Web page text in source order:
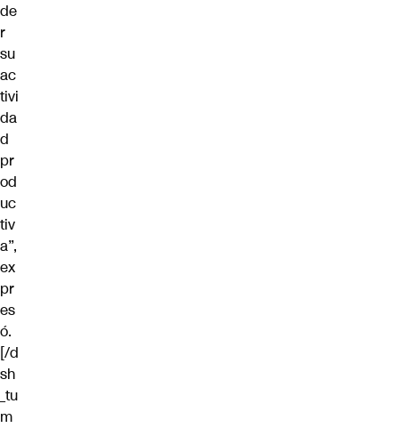
de
r
su
ac
tivi
da
d
pr
od
uc
tiv
a”,
ex
pr
es
ó.
[/d
sh
_tu
m